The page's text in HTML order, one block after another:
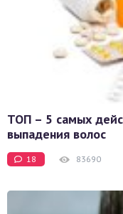
ТОП – 5 самых
выпадения волос
18 83690